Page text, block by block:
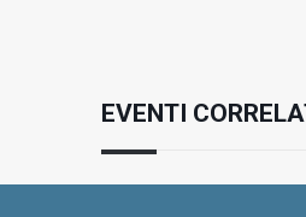
EVENTI